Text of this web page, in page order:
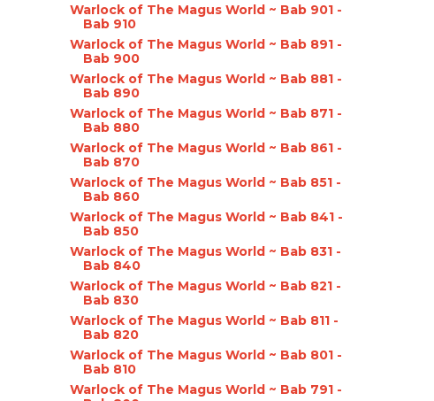
Warlock of The Magus World ~ Bab 901 -
Bab 910
Warlock of The Magus World ~ Bab 891 -
Bab 900
Warlock of The Magus World ~ Bab 881 -
Bab 890
Warlock of The Magus World ~ Bab 871 -
Bab 880
Warlock of The Magus World ~ Bab 861 -
Bab 870
Warlock of The Magus World ~ Bab 851 -
Bab 860
Warlock of The Magus World ~ Bab 841 -
Bab 850
Warlock of The Magus World ~ Bab 831 -
Bab 840
Warlock of The Magus World ~ Bab 821 -
Bab 830
Warlock of The Magus World ~ Bab 811 -
Bab 820
Warlock of The Magus World ~ Bab 801 -
Bab 810
Warlock of The Magus World ~ Bab 791 -